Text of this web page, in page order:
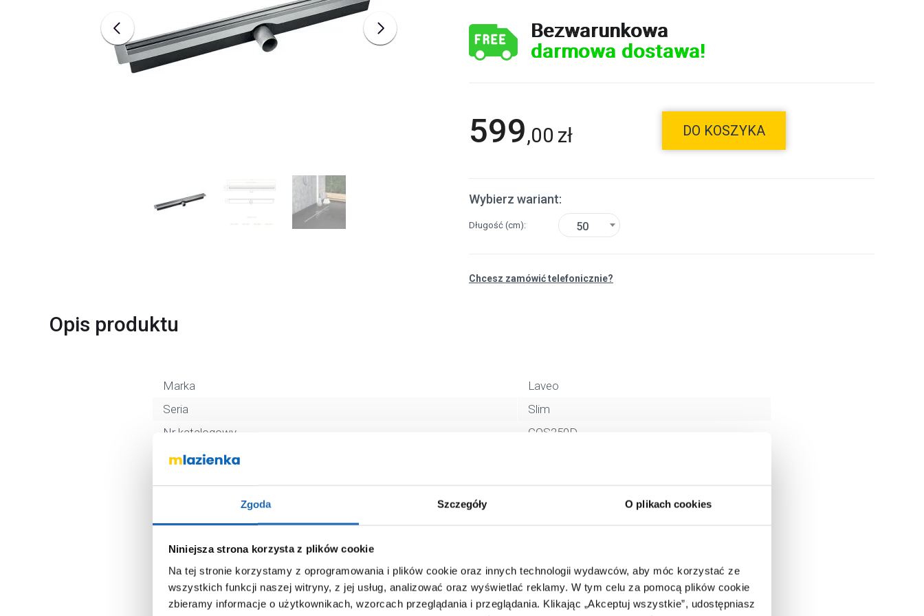
Zgoda Szczegóły O plikach cookies
Niniejsza strona korzysta z plików cookie
Na tej stronie korzystamy z oprogramowania i plików cookie oraz innych technologii wydawców, aby móc korzystać ze
wszystkich funkcji naszej witryny, z jej usług, analizować oraz wyświetlać reklamy. W tym celu za pomocą plików cookie
zbieramy informacje o użytkownikach, wzorcach przeglądania i przeglądania. Klikając „Akceptuj wszystkie”, udostępniasz
Bezwarunkowa
darmowa dostawa!
599,00 zł DO KOSZYKA
Wybierz wariant:
Długość (cm) 50
Chcesz zamówić telefonicznie?
Opis produktu
Marka
Laveo
Seria
Slim
Nr katalogowy
COS250D
Rodzaj
Kod EAN
5907791145475
Wymiary z opakowaniem
Waga z opakowaniem
1,73 kg
Dane producenta
Zobacz